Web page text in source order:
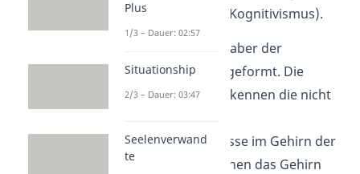
kognitiven Ansätze (Kognitivismus).
Gleichzeitig hat sich aber der
Neobehaviorismus
geformt. Die
Neobehavioristen erkennen die nicht
Verarbeitungsprozesse im Gehirn der
Menschen an. Sie sehen das Gehirn
Plus
1/3 – Dauer: 02:57
Situationship
2/3 – Dauer: 03:47
Seelenverwand
te